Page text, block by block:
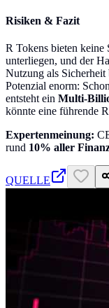
Risiken & Fazit
R Tokens bieten
unterliegen, und der
Nutzung als
Potenzial enorm:
entsteht ein Multi-
könnte eine führende
Expertenmeinung:
rund 10% aller
QUELLE